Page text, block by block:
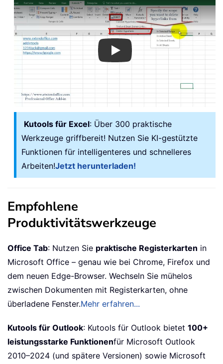
Play
Kutools für Excel: Über 300 praktische
Werkzeuge griffbereit! Nutzen Sie KI-gestützte
Funktionen für intelligenteres und schnelleres
Arbeiten!Jetzt herunterladen!
Empfohlene
Produktivitätswerkzeuge
Office Tab: Nutzen Sie praktische Registerkarten in
Microsoft Office – genau wie bei Chrome, Firefox und
dem neuen Edge-Browser. Wechseln Sie mühelos
zwischen Dokumenten mit Registerkarten, ohne
überladene Fenster.Mehr erfahren...
Kutools für Outlook: Kutools für Outlook bietet 100+
leistungsstarke Funktionenfür Microsoft Outlook
2010–2024 (und spätere Versionen) sowie Microsoft